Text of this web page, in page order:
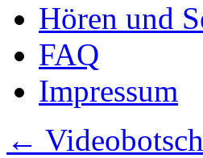
Hören und
FAQ
Impressum
←